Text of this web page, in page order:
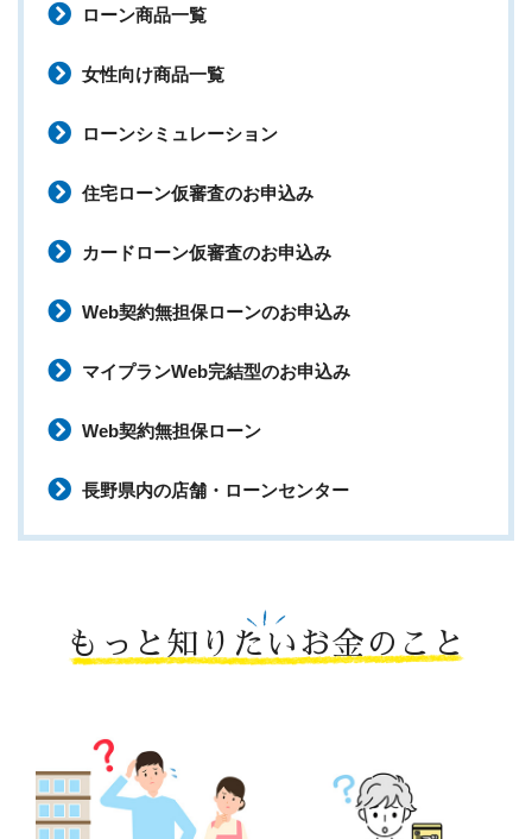
ローン商品一覧
女性向け商品一覧
ローンシミュレーション
住宅ローン仮審査のお申込み
カードローン仮審査のお申込み
Web契約無担保ローンのお申込み
マイプランWeb完結型のお申込み
Web契約無担保ローン
長野県内の店舗・ローンセンター
もっと知りたいお金のこと